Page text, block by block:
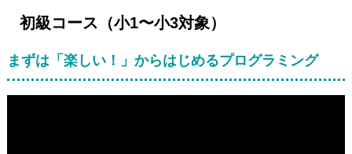
初級コース（小1〜小3対象）
まずは「楽しい！」からはじめるプログラミング